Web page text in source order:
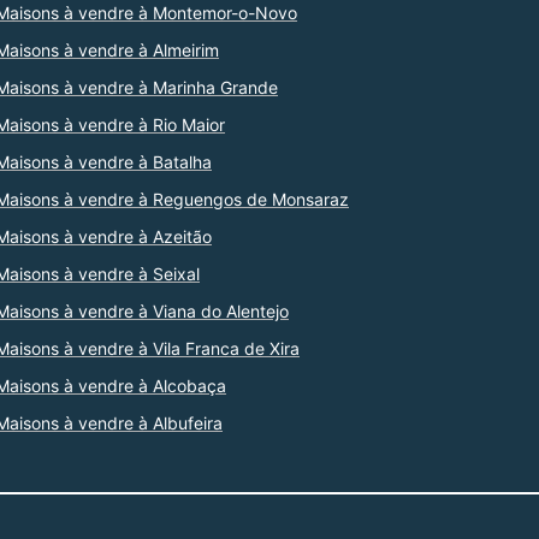
à vendre à Montemor-o-Novo
à vendre à Almeirim
à vendre à Marinha Grande
à vendre à Rio Maior
à vendre à Batalha
à vendre à Reguengos de Monsaraz
à vendre à Azeitão
à vendre à Seixal
à vendre à Viana do Alentejo
à vendre à Vila Franca de Xira
à vendre à Alcobaça
à vendre à Albufeira